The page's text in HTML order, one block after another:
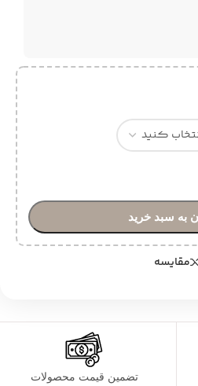
به سبد خرید
مقایسه
تضمین قیمت محصولات